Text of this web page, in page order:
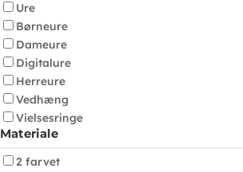
Ure
Børneure
Dameure
Digitalure
Herreure
Vedhæng
Vielsesringe
Materiale
2 farvet